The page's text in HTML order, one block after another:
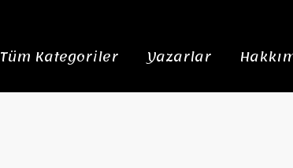
Tüm Kategoriler Yazarlar